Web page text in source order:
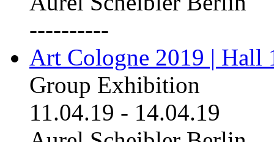
----------
Art Cologne 2019 | Hall
Group Exhibition
11.04.19 - 14.04.19